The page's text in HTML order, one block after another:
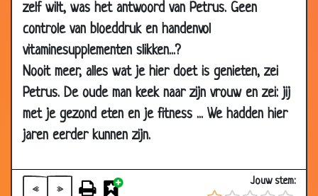
zelf wilt, was het antwoord van Petrus. Geen
controle van bloeddruk en handenvol
vitaminesupplementen slikken...?
Nooit meer, alles wat je hier doet is genieten, zei
Petrus. De oude man keek naar zijn vrouw en zei: jij
met je gezond eten en je fitness ... We hadden hier
jaren eerder kunnen zijn.
« »
Jouw stem:
21 Oct 2019 De weg kwijt
2.99
10 Oct 2019
Heilig water
2.92
28 Sep 2019
Beter
15 Mar 2019
Non
2.87